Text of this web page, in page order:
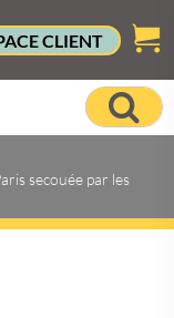
CLIENT
secouée par les